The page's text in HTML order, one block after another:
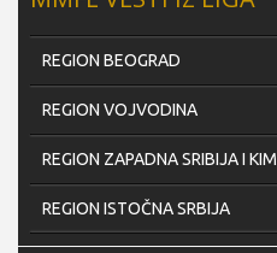
REGION BEOGRAD
REGION VOJVODINA
REGION ZAPADNA SRIBIJA I KIM
REGION ISTOČNA SRBIJA